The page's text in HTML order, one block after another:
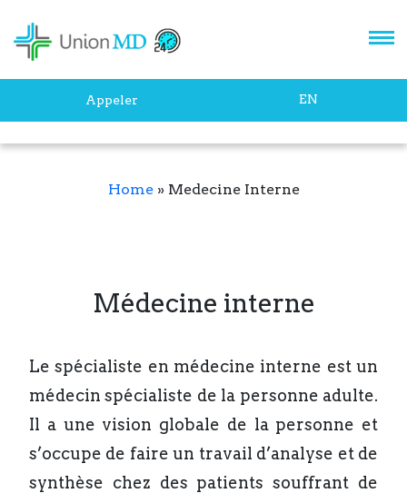
Appeler EN
Home» Medecine Interne
Médecine interne
Le spécialiste en médecine interne est un
médecin spécialiste de la personne adulte.
Il a une vision globale de la personne et
s’occupe de faire un travail d’analyse et de
synthèse chez des patients souffrant de